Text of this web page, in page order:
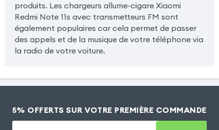
produits. Les chargeurs allume-cigare Xiaomi
Redmi Note 11s avec transmetteurs FM sont
également populaires car cela permet de passer
des appels et de la musique de votre téléphone via
la radio de votre voiture.
5% OFFERTS SUR VOTRE PREMIÈRE COMMANDE